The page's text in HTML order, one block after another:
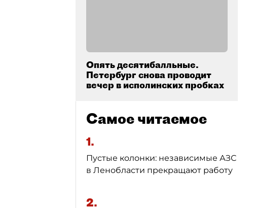
Опять десятибалльные.
Петербург снова проводит
вечер в исполинских пробках
Самое читаемое
1.
Пустые колонки: независимые АЗС
в Ленобласти прекращают работу
2.